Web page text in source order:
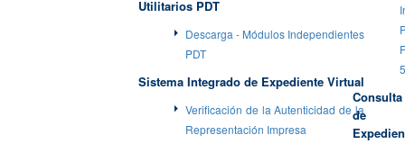
Utilitarios PDT
Descarga - Módulos Independientes
PDT
Sistema Integrado de Expediente Virtual
Verificación de la Autenticidad de la
Representación Impresa
Consulta
de